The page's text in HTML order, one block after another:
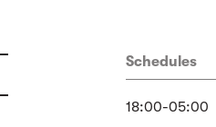
Schedules
18:00-05:00